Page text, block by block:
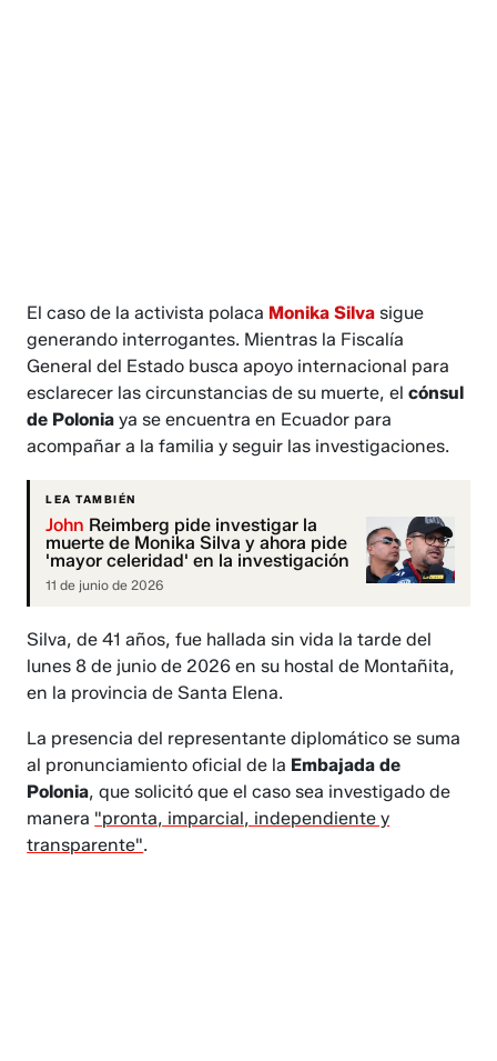
El caso de la activista polaca Monika Silva sigue
generando interrogantes. Mientras la Fiscalía
General del Estado busca apoyo internacional para
esclarecer las circunstancias de su muerte, elcónsul
de Polonia ya se encuentra en Ecuador para
acompañar a la familia y seguir las investigaciones.
LEA TAMBIÉN
John Reimberg pide investigar la
muerte de Monika Silva y ahora pide
'mayor celeridad' en la investigación
11 de junio de 2026
Silva, de 41 años, fue hallada sin vida la tarde del
lunes 8 de junio de 2026 en su hostal de Montañita,
en la provincia de Santa Elena.
La presencia del representante diplomático se suma
al pronunciamiento oficial de la Embajada de
Polonia, que solicitó que el caso sea investigado de
manera "pronta, imparcial, independiente y
transparente".